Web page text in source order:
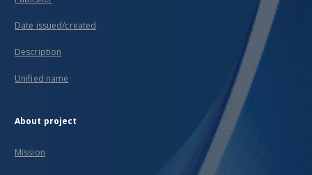
Date issued/created
Description
Unified name
About project
Mission